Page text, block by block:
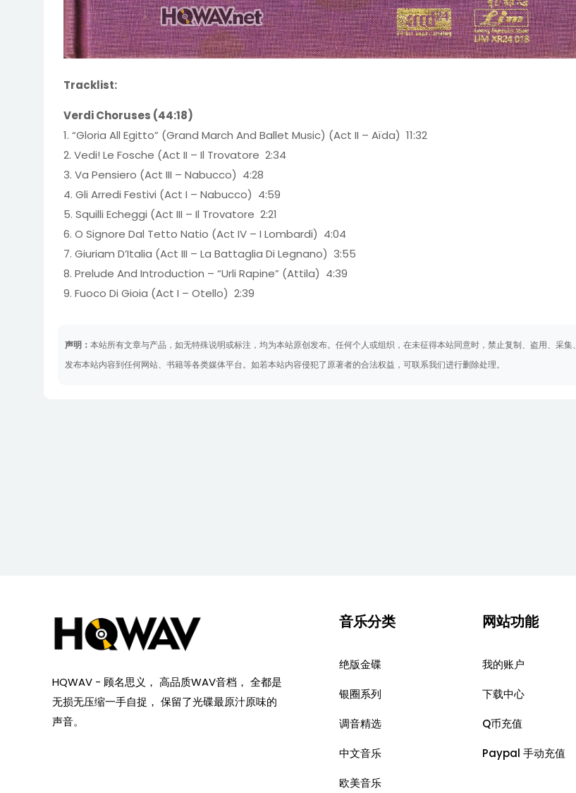
Tracklist:
Verdi Choruses (44:18)
1. “Gloria All Egitto” (Grand March And Ballet Music) (Act II – Aïda) 11:32
2. Vedi! Le Fosche (Act II – Il Trovatore 2:34
3. Va Pensiero (Act III – Nabucco) 4:28
4. Gli Arredi Festivi (Act I – Nabucco) 4:59
5. Squilli Echeggi (Act III – Il Trovatore 2:21
6. O Signore Dal Tetto Natio (Act IV – I Lombardi) 4:04
7. Giuriam D’Italia (Act III – La Battaglia Di Legnano) 3:55
8. Prelude And Introduction – “Urli Rapine” (Attila) 4:39
9. Fuoco Di Gioia (Act I – Otello) 2:39
声明：本站所有文章与产品，如无特殊说明或标注，均为本站原创发布。任何个人或组织，在未征得本站同意时，禁止复制、盗用、采集、
发布本站内容到任何网站、书籍等各类媒体平台。如若本站内容侵犯了原著者的合法权益，可联系我们进行删除处理。
HQWAV - 顾名思义， 高品质WAV音档， 全都是
无损无压缩一手自捉， 保留了光碟最原汁原味的
声音。
音乐分类
绝版金碟
银圈系列
调音精选
中文音乐
欧美音乐
网站功能
我的账户
下载中心
Q币充值
Paypal 手动充值